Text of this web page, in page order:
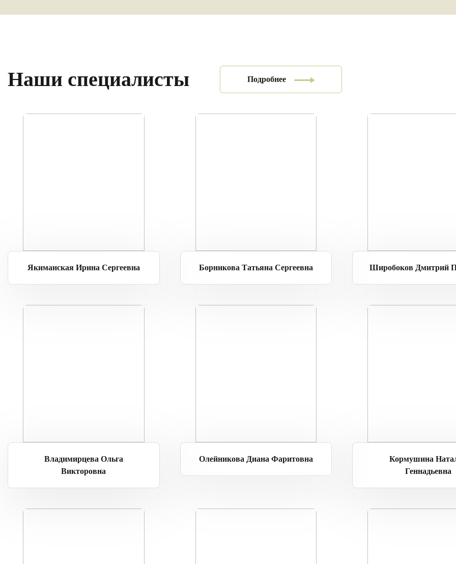
Наши специалисты Подробнее
Якиманская Ирина Сергеевна Борникова Татьяна Сергеевна Широбоков Дмитрий
Владимирцева Ольга
Викторовна
Олейникова Диана Фаритовна
Кормушина
Геннадьевна